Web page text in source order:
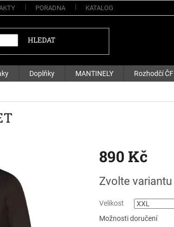
PORADNA KATALOG
HLEDAT
Doplňky MANTINELY Rozhodčí ČF
890 Kč
cena:
Zvolte variantu
Velikost
Možnosti doručení